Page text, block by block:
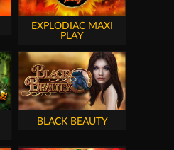
EXPLODIAC MAXI
PLAY
BLACK BEAUTY